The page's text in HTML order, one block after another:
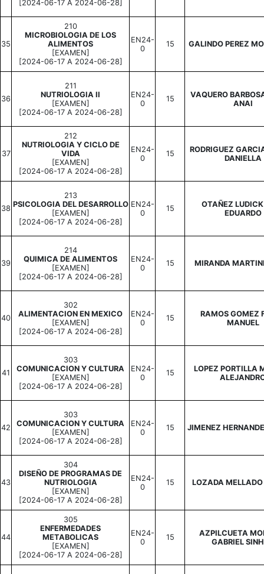
[2024-06-17 A 2024-06-28]
35
210
MICROBIOLOGIA DE LOS
ALIMENTOS
[EXAMEN]
[2024-06-17 A 2024-06-28]
EN24-
0
15 GALINDO PEREZ
36
211
NUTRIOLOGIA II
[EXAMEN]
[2024-06-17 A 2024-06-28]
EN24-
0
15
VAQUERO
ANAI
37
212
NUTRIOLOGIA Y CICLO DE
VIDA
[EXAMEN]
[2024-06-17 A 2024-06-28]
EN24-
0
15
RODRIGUEZ
DANIELLA
38
213
PSICOLOGIA DEL DESARROLLO
[EXAMEN]
[2024-06-17 A 2024-06-28]
EN24-
0
15
OTAÑEZ
EDUARDO
39
214
QUIMICA DE ALIMENTOS
[EXAMEN]
[2024-06-17 A 2024-06-28]
EN24-
0
15 MIRANDA
40
302
ALIMENTACION EN MEXICO
[EXAMEN]
[2024-06-17 A 2024-06-28]
EN24-
0
15
RAMOS GOMEZ
MANUEL
41
303
COMUNICACION Y CULTURA
[EXAMEN]
[2024-06-17 A 2024-06-28]
EN24-
0
15
LOPEZ PORTILLA
42
303
COMUNICACION Y CULTURA
[EXAMEN]
[2024-06-17 A 2024-06-28]
EN24-
0
15 JIMENEZ
43
304
DISEÑO DE PROGRAMAS DE
NUTRIOLOGIA
[EXAMEN]
[2024-06-17 A 2024-06-28]
EN24-
0
15 LOZADA
44
305
ENFERMEDADES
METABOLICAS
[EXAMEN]
[2024-06-17 A 2024-06-28]
EN24-
0
15
AZPILCUETA
GABRIEL